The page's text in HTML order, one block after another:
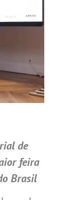
de
feira
Brasil